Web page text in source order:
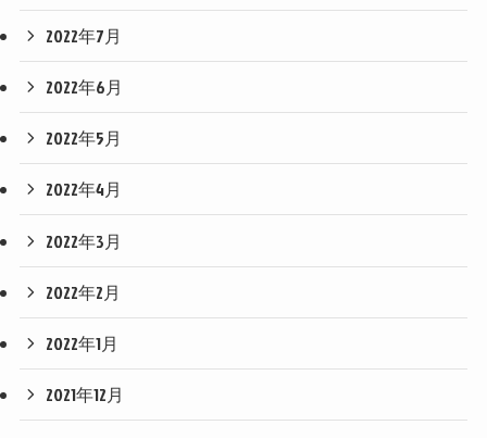
2022年7月
2022年6月
2022年5月
2022年4月
2022年3月
2022年2月
2022年1月
2021年12月